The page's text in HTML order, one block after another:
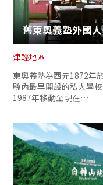
津輕地區
東奧義塾為西元1872年
縣內最早開設的私人學
1987年移動至現在…